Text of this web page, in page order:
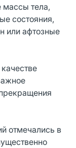
массы тела,
состояния,
или афтозные
отмечались в